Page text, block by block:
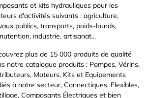
et kits hydrauliques pour les
d'activités suivants : agriculture,
publics, transports, poids-lourds,
industrie, artisanat...
plus de 15 000 produits de qualité
notre catalogue produits : Pompes, Vérins,
Moteurs, Kits et Equipements
à notre secteur, Connectiques, Flexibles,
Composants Électriques et bien